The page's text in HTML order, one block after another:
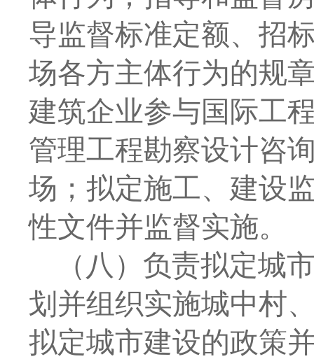
导监督标准定额、招
场各方主体行为的规
建筑企业参与国际工
管理工程勘察设计咨
场；拟定施工、建设
性文件并监督实施。
（八）负责拟定城
划并组织实施城中村
拟定城市建设的政策